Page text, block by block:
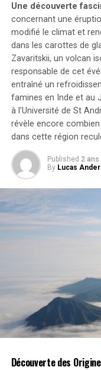
La surveillance des
essentielle pour
changement
données satellites
précieuses qui
les effets de
d’agir rapidement
effet de serre et
à travers le monde.
réseaux
L’évolution
manière dont les
environ 4,9
utilisent des
augmentation
précédentes. Cette
connexions
des questions sur la
Une découverte
concernant une
modifié le climat et
dans les carottes de
Zavaritskii, un volcan
responsable de cet
entraîné un
famines en Inde et au
à l’Université de St
révèle encore
dans cette région
Published 2 ans
By Lucas
Découverte des